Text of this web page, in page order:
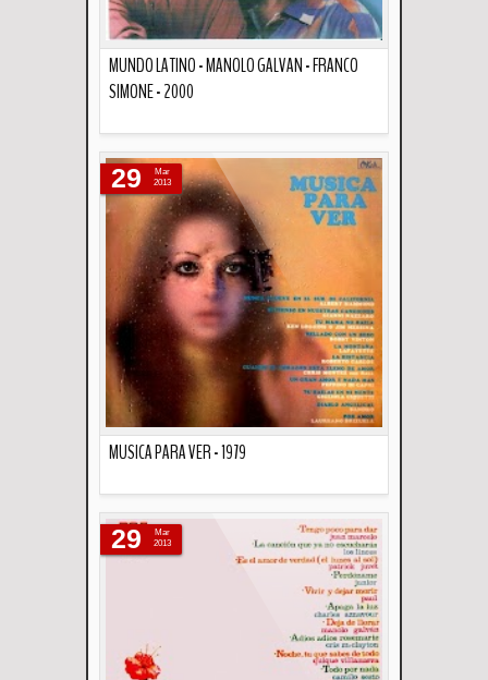
MUNDO LATINO - MANOLO GALVAN - FRANCO
SIMONE - 2000
MUSICA PARA VER - 1979
29
Mar
2013
29
Mar
2013